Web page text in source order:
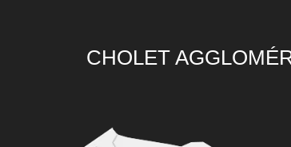
CHOLET